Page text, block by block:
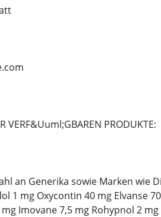
VERF&Uuml;GBAREN PRODUKTE:
an Generika sowie Marken wie
1 mg Oxycontin 40 mg Elvanse
Imovane 7,5 mg Rohypnol 2